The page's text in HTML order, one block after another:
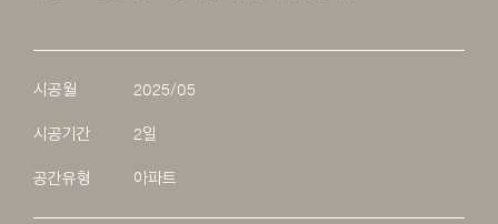
시공월 2025/05
시공기간 2일
공간유형 아파트